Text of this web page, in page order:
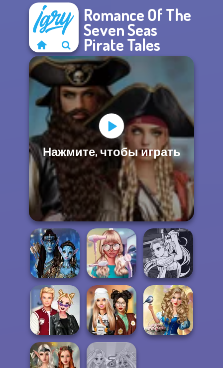
Romance Of The
Seven Seas
Pirate Tales
Нажмите, чтобы играть
Avatar Na'vi
Warriors Saga
Nerd To Popular
Makeover Mania
Manga Creator
Vampire Hunter
P...